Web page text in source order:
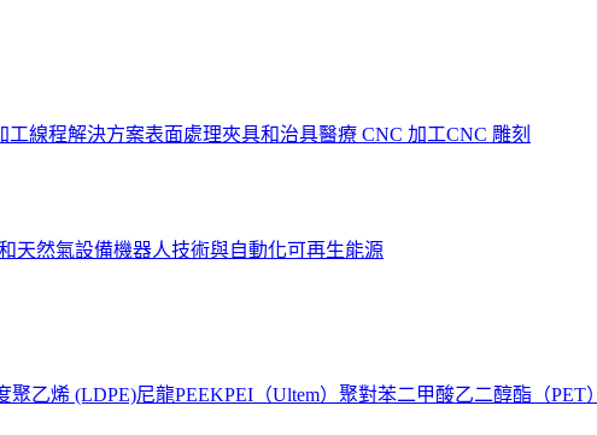
工線程解決方案表面處理夾具和治具醫療 CNC 加工CNC 雕刻
天然氣設備機器人技術與自動化可再生能源
聚乙烯 (LDPE)尼龍PEEKPEI（Ultem） 聚對苯二甲酸乙二醇酯（PET）